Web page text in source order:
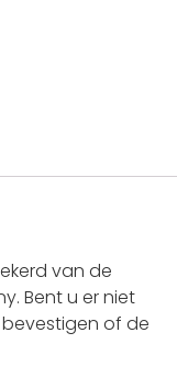
van de
Bent u er niet
of de